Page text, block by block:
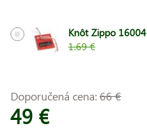
Knôt Zippo 16004
1.69 €
Doporučená cena:66 €
49 €